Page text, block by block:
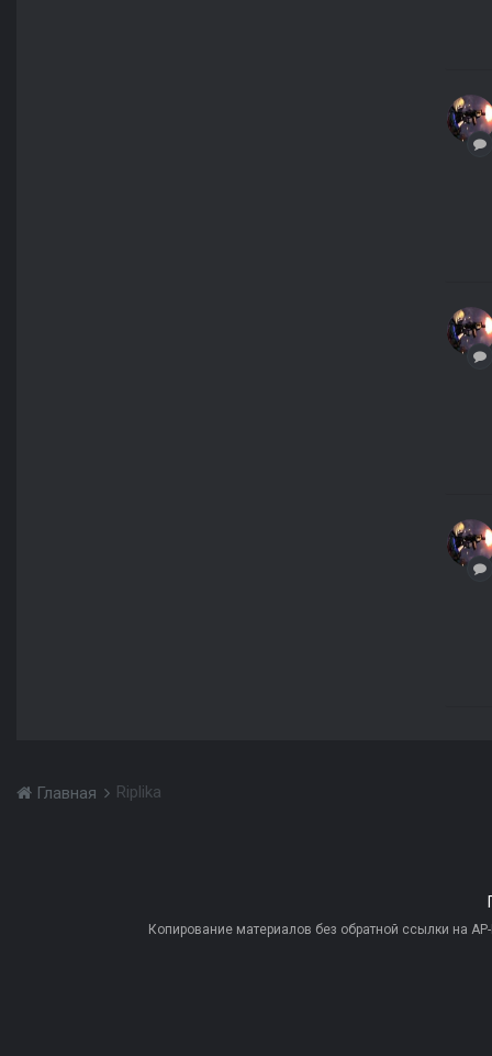
Главная Riplika
Копирование материалов без обратной ссылки на